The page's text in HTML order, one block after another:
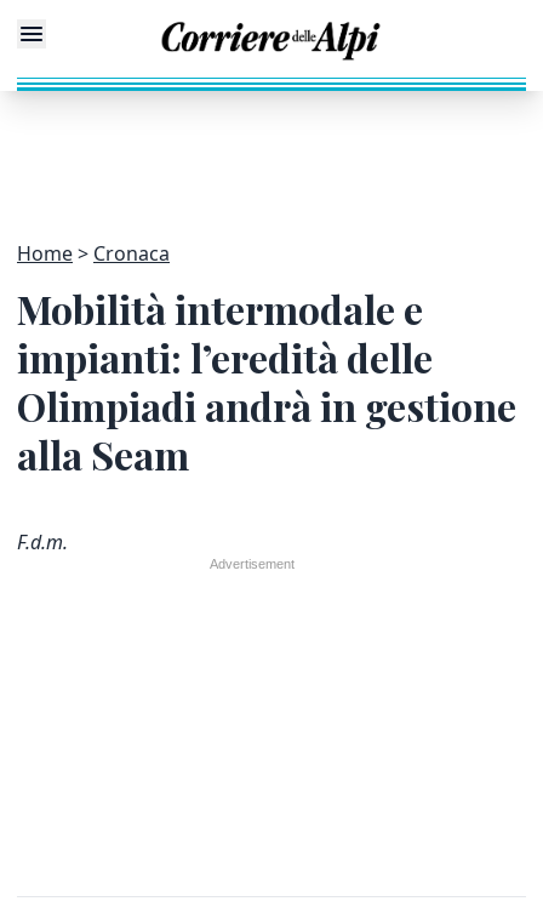
Home Cronaca
Mobilità intermodale e
impianti: l’eredità delle
Olimpiadi andrà in gestione
alla Seam
F.d.m.